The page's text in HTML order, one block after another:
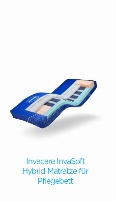
Invacare InvaSoft
Hybrid Matratze für
Pflegebett